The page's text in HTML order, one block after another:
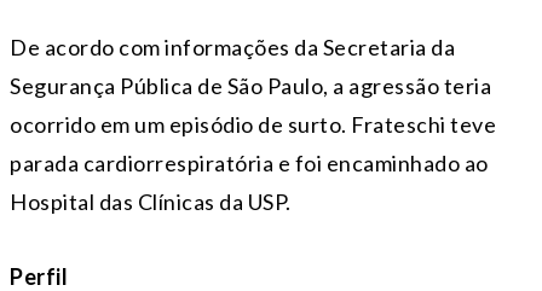
De acordo com informações da Secretaria da
Segurança Pública de São Paulo, a agressão teria
ocorrido em um episódio de surto. Frateschi teve
parada cardiorrespiratória e foi encaminhado ao
Hospital das Clínicas da USP.
Perfil